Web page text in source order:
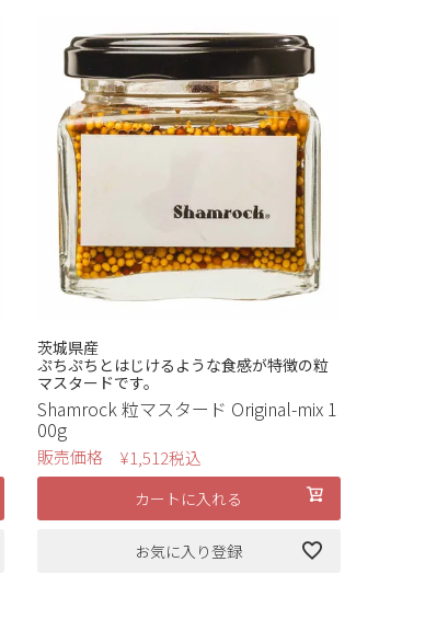
茨城県産
ぷちぷちとはじけるような食感が特徴の粒
マスタードです。
Shamrock 粒マスタード Original-mix 1
00g
販売価格 ¥1,512税込
カートに入れる
お気に入り登録